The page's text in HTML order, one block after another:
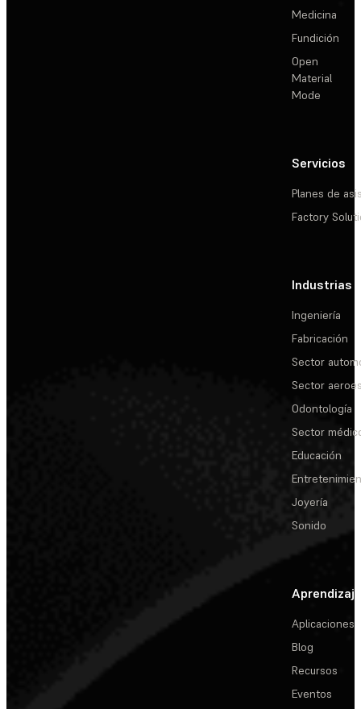
Medicina
Fundición
Open
Material
Mode
Servicios
Planes de
Factory
Industrias
Ingeniería
Fabricación
Sector
Sector
Odontología
Sector
Educación
Joyería
Sonido
Aprendizaje
Aplicaciones
Blog
Recursos
Eventos